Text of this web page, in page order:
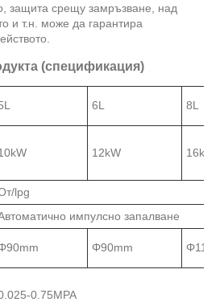
защита срещу замръзване, над
и т.н. може да гарантира
(спецификация)
6L 8L
12kW 16kW
lpg
импулсно запалване
Φ90mm
0.75MPA